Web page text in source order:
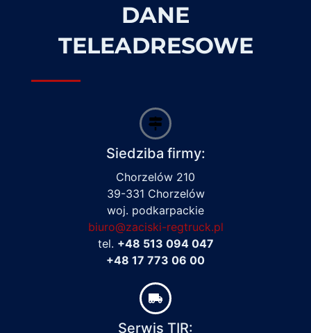
DANE
TELEADRESOWE
Siedziba firmy:
Chorzelów 210
39-331 Chorzelów
woj. podkarpackie
biuro@zaciski-regtruck.pl
tel. +48 513 094 047
+48 17 773 06 00
Serwis TIR: